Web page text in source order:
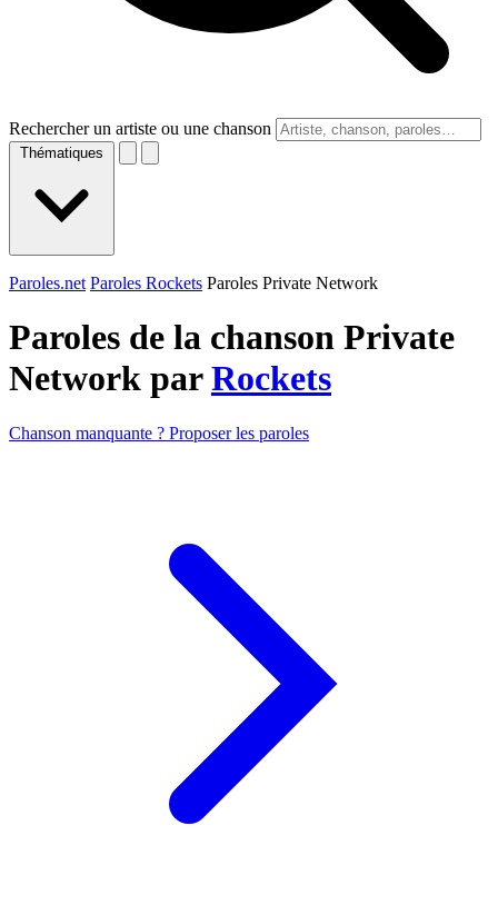
Rechercher un artiste ou une chanson
Thématiques
Paroles.net Paroles Rockets Paroles Private Network
Paroles de la chanson Private
Network parRockets
Chanson manquante ? Proposer les paroles